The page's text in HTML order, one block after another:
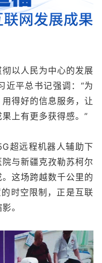
以人民为中心的发展
近平总书记强调：“为
得好的信息服务，让
上有更多获得感。”
远程机器人辅助下
与新疆克孜勒苏柯尔
这场跨越数千公里的
时空限制，正是互联
。